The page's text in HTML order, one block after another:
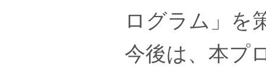
ログラム」を
今後は、本プ